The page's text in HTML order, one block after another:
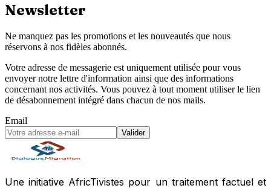
Newsletter
Ne manquez pas les promotions et les nouveautés que nous
réservons à nos fidèles abonnés.
Votre adresse de messagerie est uniquement utilisée pour vous
envoyer notre lettre d'information ainsi que des informations
concernant nos activités. Vous pouvez à tout moment utiliser le lien
de désabonnement intégré dans chacun de nos mails.
Email
Valider
Une initiative AfricTivistes pour un traitement factuel et